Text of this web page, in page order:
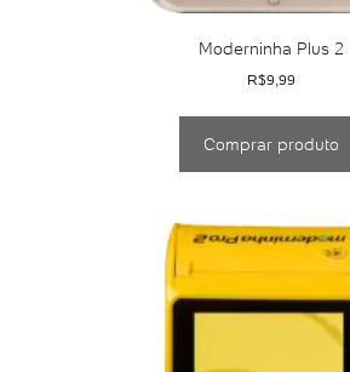
Moderninha Plus 2
R$9,99
Comprar produto